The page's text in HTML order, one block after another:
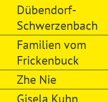
Dübendorf-
Schwerzenbach
Familien vom
Frickenbuck
Zhe Nie
Gisela Kuhn